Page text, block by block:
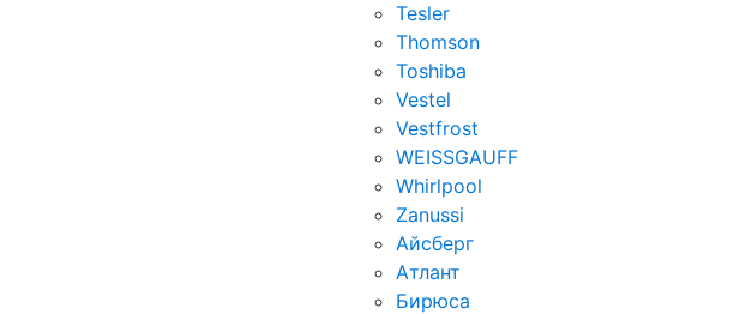
Tesler
Thomson
Toshiba
Vestel
Vestfrost
WEISSGAUFF
Whirlpool
Zanussi
Айсберг
Атлант
Бирюса